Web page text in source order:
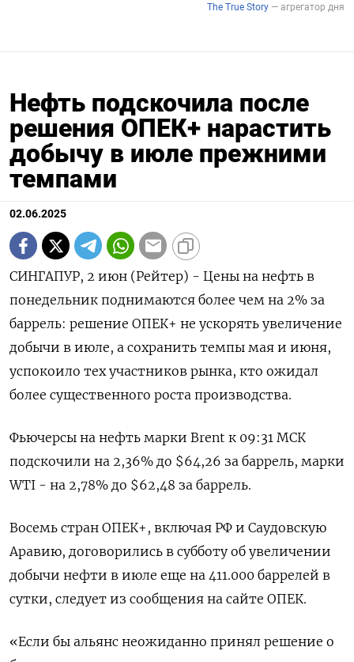
Нефть подскочила после
решения ОПЕК+ нарастить
добычу в июле прежними
темпами
02.06.2025
СИНГАПУР, 2 июн (Рейтер) - Цены на нефть в
понедельник поднимаются более чем на 2% за
баррель: решение ОПЕК+ не ускорять увеличение
добычи в июле, а сохранить темпы мая и июня,
успокоило тех участников рынка, кто ожидал
более существенного роста производства.
Фьючерсы на нефть марки Brent к 09:31 МСК
подскочили на 2,36% до $64,26 за баррель, марки
WTI - на 2,78% до $62,48 за баррель.
Восемь стран ОПЕК+, включая РФ и Саудовскую
Аравию, договорились в субботу об увеличении
добычи нефти в июле еще на 411.000 баррелей в
сутки, следует из сообщения на сайте ОПЕК.
«Если бы альянс неожиданно принял решение о